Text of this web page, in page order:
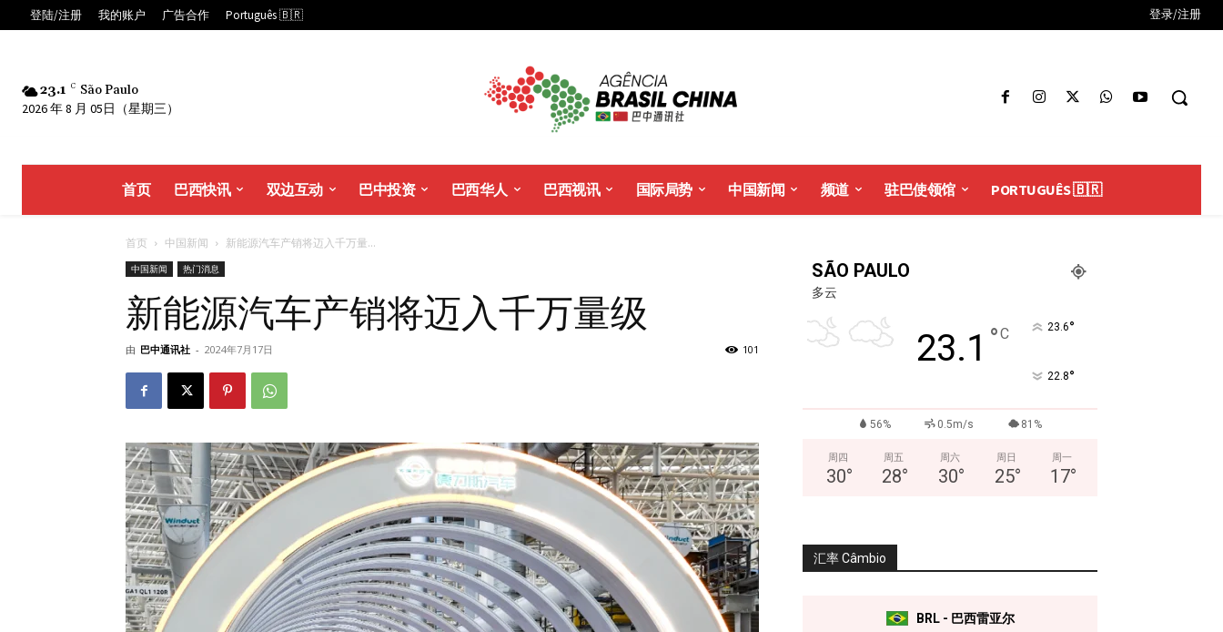
登陆/注册 我的账户 广告合作 Português 🇧🇷 登录/注册
23.1 C São Paulo
2026 年 8 月 05日（星期三）
首页 巴西快讯 双边互动 巴中投资 巴西华人 巴西视讯 国际局势 中国新闻 频道 驻巴使领馆 PORTUGUÊS 🇧🇷
首页 中国新闻 新能源汽车产销将迈入千万量...
中国新闻 热门消息
新能源汽车产销将迈入千万量级
由 巴中通讯社 - 2024年7月17日 101
SÃO PAULO
多云
23.1 °C 23.6°
22.8°
56% 0.5m/s 81%
周四
30°
周五
28°
周六
30°
周日
25°
周一
17°
汇率 Câmbio
BRL - 巴西雷亚尔